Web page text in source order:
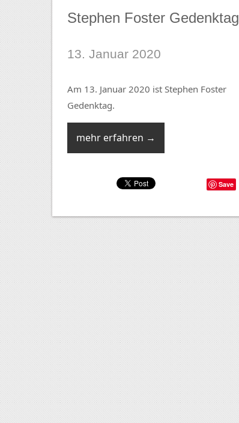
Stephen Foster Gedenktag
13. Januar 2020
Am 13. Januar 2020 ist Stephen Foster
Gedenktag.
mehr erfahren →
Save